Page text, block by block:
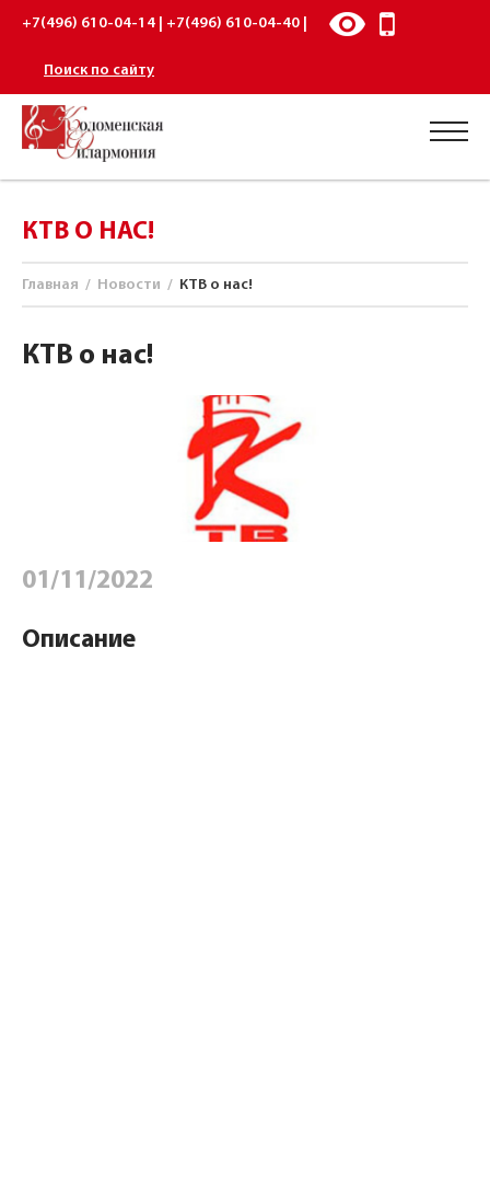
+7(496) 610-04-14 | +7(496) 610-04-40 |
Поиск по сайту
КТВ О НАС!
Главная / Новости / КТВ о нас!
КТВ о нас!
01/11/2022
Описание